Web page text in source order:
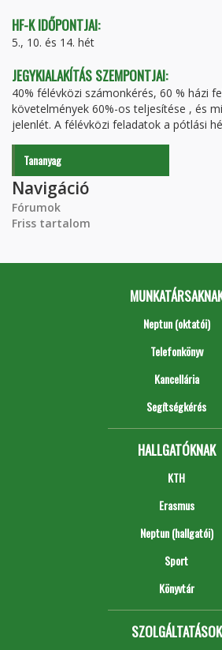
HF-K IDŐPONTJAI:
5., 10. és 14. hét
JEGYKIALAKÍTÁS SZEMPONTJAI:
40% félévközi számonkérés, 60 % házi
követelmények 60%-os teljesítése , és
jelenlét. A félévközi feladatok a pótlási
Tananyag
Navigáció
Fórumok
Friss tartalom
Neptun (oktatói)
Telefonkönyv
Kancellária
Segítségkérés
HALLGATÓKNAK
KTH
Erasmus
Neptun (hallgatói)
Sport
Könyvtár
SZOLGÁLTATÁSOK